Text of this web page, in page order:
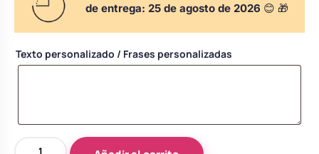
floral coche
de entrega: 25 de agosto de 2026 😊 🎁
Texto personalizado / Frases personalizadas